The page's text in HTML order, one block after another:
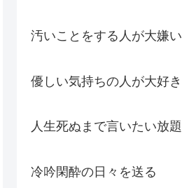
汚いことをする人が大嫌い
優しい気持ちの人が大好き
人生死ぬまで言いたい放題
冷吟閑酔の日々を送る